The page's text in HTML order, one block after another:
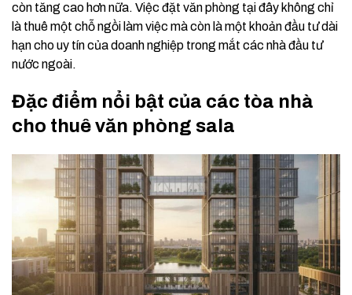
còn tăng cao hơn nữa. Việc đặt văn phòng tại đây không chỉ
là thuê một chỗ ngồi làm việc mà còn là một khoản đầu tư dài
hạn cho uy tín của doanh nghiệp trong mắt các nhà đầu tư
nước ngoài.
Đặc điểm nổi bật của các tòa nhà
cho thuê văn phòng sala